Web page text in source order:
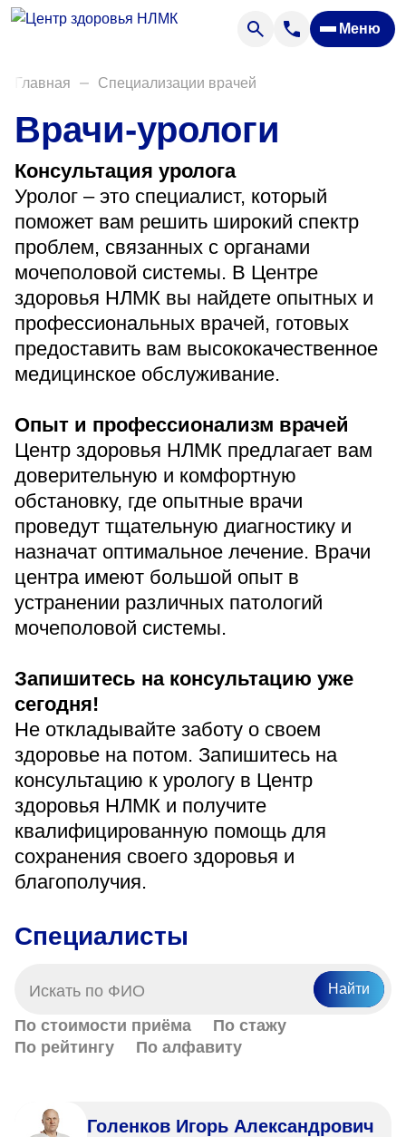
Меню
Анализы
Акции
Пациентам
Вакансии
О нас
Отзывы
Закупки
Вопрос — ответ
Направления деятельности
Новости
Прейскурант цен
Спроси врача
Контакты
Центр здоровья НЛМК
Адрес
398005, г. Липецк, пл. Металлургов, 1
Регистратура
+7 (4742) 55-55-43
Санаторий-профилакторий
«Парус»
Адрес
399000, г. Липецк, Плехановское лесничество,
Ленинский лесхоз, квартал 67
08:00–16:45
перерыв 12:00–12:30
08:00–15:45
Администратор
+7 (4742) 72-73-31
Главная Специализации врачей
Врачи-урологи
Консультация уролога
Уролог – это специалист, который
поможет вам решить широкий спектр
проблем, связанных с органами
мочеполовой системы. В Центре
здоровья НЛМК вы найдете опытных и
профессиональных врачей, готовых
предоставить вам высококачественное
медицинское обслуживание.
Опыт и профессионализм врачей
Центр здоровья НЛМК предлагает вам
доверительную и комфортную
обстановку, где опытные врачи
проведут тщательную диагностику и
назначат оптимальное лечение. Врачи
центра имеют большой опыт в
устранении различных патологий
мочеполовой системы.
Запишитесь на консультацию уже
сегодня!
Не откладывайте заботу о своем
здоровье на потом. Запишитесь на
консультацию к урологу в Центр
здоровья НЛМК и получите
квалифицированную помощь для
сохранения своего здоровья и
благополучия.
Специалисты
Найти
По стоимости приёма
По стажу
По рейтингу
По алфавиту
Голенков Игорь Александрович